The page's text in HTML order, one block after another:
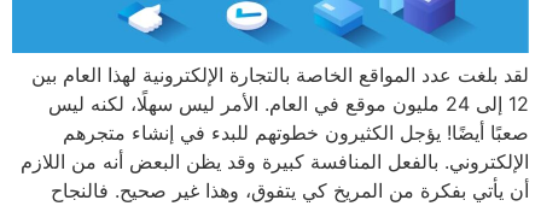
لقد بلغت عدد المواقع الخاصة بالتجارة الإلكترونية لهذا العام بين
12 إلى 24 مليون موقع في العام. الأمر ليس سهلًا، لكنه ليس
صعبًا أيضًا! يؤجل الكثيرون خطوتهم للبدء في إنشاء متجرهم
الإلكتروني. بالفعل المنافسة كبيرة وقد يظن البعض أنه من اللازم
أن يأتي بفكرة من المريخ كي يتفوق، وهذا غير صحيح. فالنجاح